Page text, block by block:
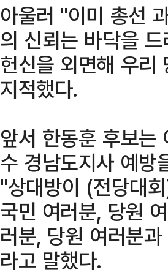
아울러 "이미 총선
의 신뢰는 바닥을
헌신을 외면해 우리
지적했다.
앞서 한동훈 후보는
수 경남도지사 예방
"상대방이 (전당대
국민 여러분, 당원
러분, 당원 여러분
라고 말했다.